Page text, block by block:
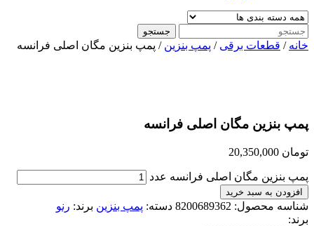
جستجو
خانه / قطعات برقی / پمپ بنزین / پمپ بنزین مگان اصلی فرانسه
پمپ بنزین مگان اصلی فرانسه
تومان
پمپ بنزین مگان اصلی فرانسه عدد
افزودن به سبد خرید
شناسه محصول: 8200689362 دسته: پمپ بنزین برند: رنو
برند: